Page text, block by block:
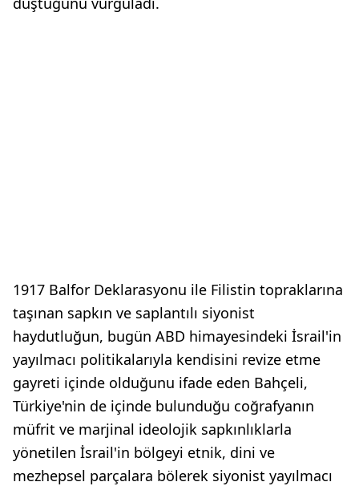
1917 Balfor Deklarasyonu ile Filistin topraklarına
taşınan sapkın ve saplantılı siyonist
haydutluğun, bugün ABD himayesindeki İsrail'in
yayılmacı politikalarıyla kendisini revize etme
gayreti içinde olduğunu ifade eden Bahçeli,
Türkiye'nin de içinde bulunduğu coğrafyanın
müfrit ve marjinal ideolojik sapkınlıklarla
yönetilen İsrail'in bölgeyi etnik, dini ve
mezhepsel parçalara bölerek siyonist yayılmacı